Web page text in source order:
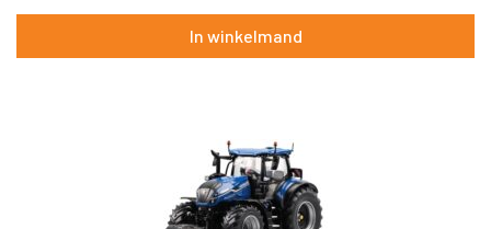
In winkelmand